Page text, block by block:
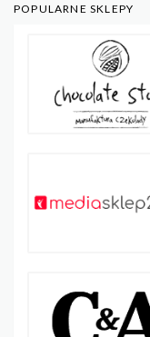
POPULARNE SKLEPY